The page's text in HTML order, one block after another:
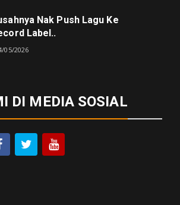
Nak Push Lagu Ke
Label..
05/2026
DI MEDIA SOSIAL